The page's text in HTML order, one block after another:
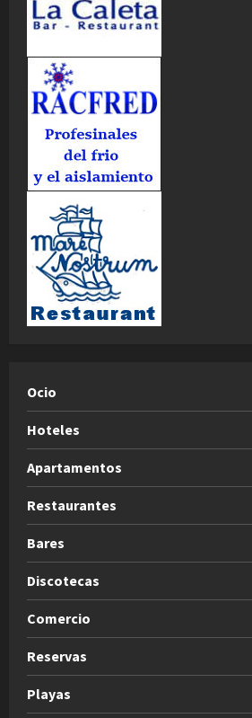
Ocio
Hoteles
Apartamentos
Restaurantes
Bares
Discotecas
Comercio
Reservas
Playas